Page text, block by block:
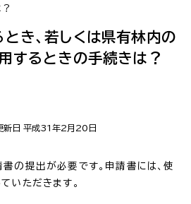
き、若しくは県有林内の
するときの手続きは？
日 平成31年2月20日
の提出が必要です。申請書には、使
いただきます。